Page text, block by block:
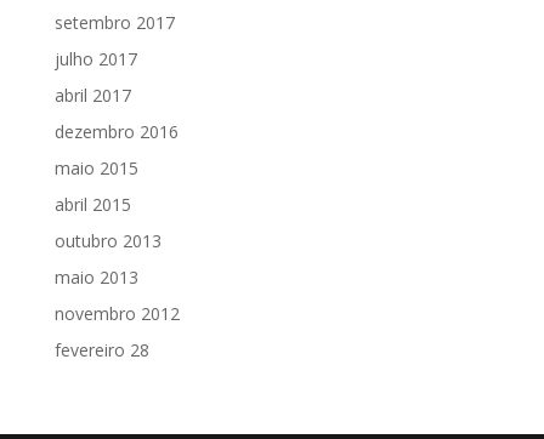
setembro 2017
julho 2017
abril 2017
dezembro 2016
maio 2015
abril 2015
outubro 2013
maio 2013
novembro 2012
fevereiro 28